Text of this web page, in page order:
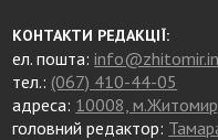
КОНТАКТИ РЕДАКЦІЇ:
ел. пошта:
тел.: (067) 410-44-05
адреса: 10008,
головний редактор: